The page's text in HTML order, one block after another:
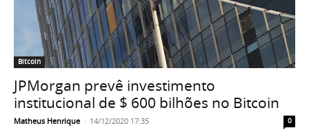
Bitcoin
JPMorgan prevê investimento
institucional de $ 600 bilhões no Bitcoin
Matheus Henrique - 14/12/2020 17:35 0